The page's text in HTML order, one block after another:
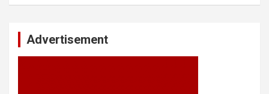
Advertisement